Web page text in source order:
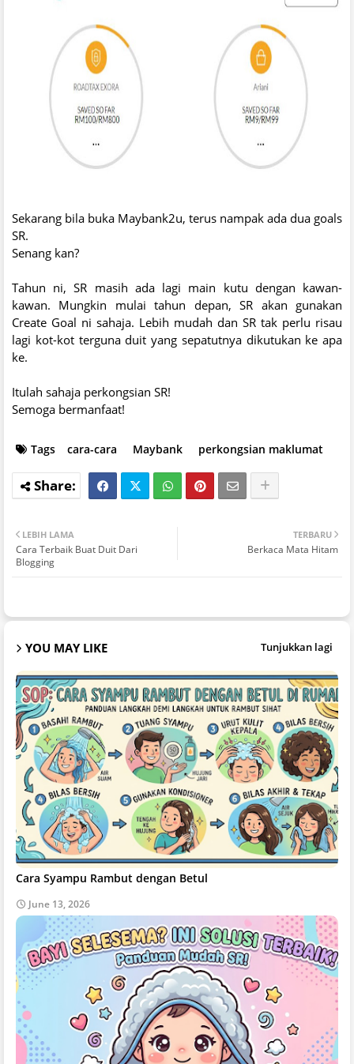
Sekarang bila buka Maybank2u, terus nampak ada dua goals
SR.
Senang kan?
Tahun ni, SR masih ada lagi main kutu dengan kawan-
kawan. Mungkin mulai tahun depan, SR akan gunakan
Create Goal ni sahaja. Lebih mudah dan SR tak perlu risau
lagi kot-kot terguna duit yang sepatutnya dikutukan ke apa
ke.
Itulah sahaja perkongsian SR!
Semoga bermanfaat!
Tags cara-cara Maybank perkongsian maklumat
TERBARU
Berkaca Mata Hitam
LEBIH LAMA
Cara Terbaik Buat Duit Dari
Blogging
YOU MAY LIKE Tunjukkan lagi
Cara Syampu Rambut dengan Betul
June 13, 2026